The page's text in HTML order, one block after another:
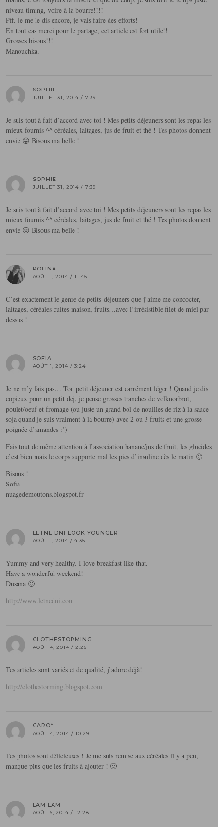
niveau timing, voire à la bourre!!!!
Pff. Je me le dis encore, je vais faire des efforts!
En tout cas merci pour le partage, cet article est fort utile!!
Grosses bisous!!!
Manouchka.
SOPHIE
JUILLET 31, 2014 / 7:39
Je suis tout à fait d’accord avec toi ! Mes petits déjeuners sont les repas les
mieux fournis ^^ céréales, laitages, jus de fruit et thé ! Tes photos donnent
envie 😛 Bisous ma belle !
SOPHIE
JUILLET 31, 2014 / 7:39
Je suis tout à fait d’accord avec toi ! Mes petits déjeuners sont les repas les
mieux fournis ^^ céréales, laitages, jus de fruit et thé ! Tes photos donnent
envie 😛 Bisous ma belle !
POLINA
AOÛT 1, 2014 / 11:45
C’est exactement le genre de petits-déjeuners que j’aime me concocter,
laitages, céréales cuites maison, fruits…avec l’irrésistible filet de miel par
dessus !
SOFIA
AOÛT 1, 2014 / 3:24
Je ne m’y fais pas… Ton petit déjeuner est carrément léger ! Quand je dis
copieux pour un petit dej, je pense grosses tranches de volknorbrot,
poulet/oeuf et fromage (ou juste un grand bol de nouilles de riz à la sauce
soja quand je suis vraiment à la bourre) avec 2 ou 3 fruits et une grosse
poignée d’amandes :’)
Fais tout de même attention à l’association banane/jus de fruit, les glucides
c’est bien mais le corps supporte mal les pics d’insuline dès le matin 🙂
Bisous !
Sofia
nuagedemoutons.blogspot.fr
LETNE DNI LOOK YOUNGER
AOÛT 1, 2014 / 4:35
Yummy and very healthy. I love breakfast like that.
Have a wonderful weekend!
Dusana 🙂
http://www.letnedni.com
CLOTHESTORMING
AOÛT 4, 2014 / 2:26
Tes articles sont variés et de qualité, j’adore déjà!
http://clothestorming.blogspot.com
CARO*
AOÛT 4, 2014 / 10:29
Tes photos sont délicieuses ! Je me suis remise aux céréales il y a peu,
manque plus que les fruits à ajouter ! 🙂
LAM LAM
AOÛT 6, 2014 / 12:28